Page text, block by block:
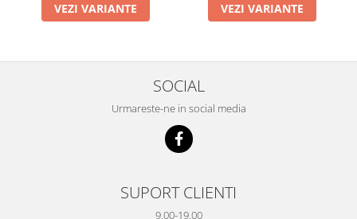
VEZI VARIANTE VEZI VARIANTE
SOCIAL
Urmareste-ne in social media
SUPORT CLIENTI
9.00-19.00